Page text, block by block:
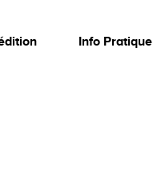
Info Pratique